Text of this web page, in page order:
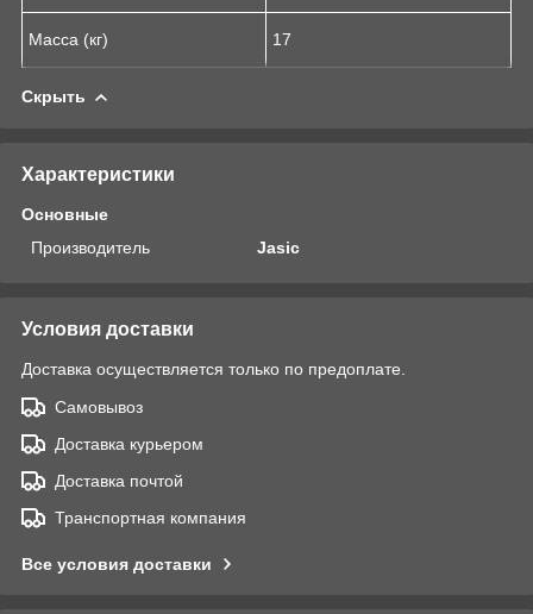
Масса (кг) 17
Скрыть
Характеристики
Основные
Производитель
Jasic
Условия доставки
Доставка осуществляется только по предоплате.
Самовывоз
Доставка курьером
Доставка почтой
Транспортная компания
Все условия доставки